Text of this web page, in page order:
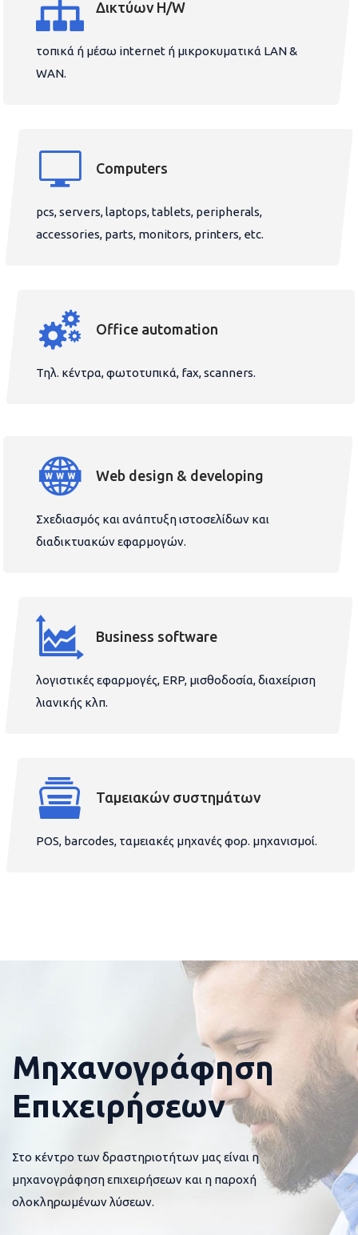
Δικτύων H/W
τοπικά ή μέσω internet ή μικροκυματικά LAN &
WAN.
Computers
pcs, servers, laptops, tablets, peripherals,
accessories, parts, monitors, printers, etc.
Office automation
Τηλ. κέντρα, φωτοτυπικά, fax, scanners.
Web design & developing
Σχεδιασμός και ανάπτυξη ιστοσελίδων και
διαδικτυακών εφαρμογών.
Business software
λογιστικές εφαρμογές, ERP, μισθοδοσία, διαχείριση
λιανικής κλπ.
Ταμειακών συστημάτων
POS, barcodes, ταμειακές μηχανές φορ. μηχανισμοί.
Μηχανογράφηση
Επιχειρήσεων
Στο κέντρο των δραστηριοτήτων μας είναι η
μηχανογράφηση επιχειρήσεων και η παροχή
ολοκληρωμένων λύσεων.